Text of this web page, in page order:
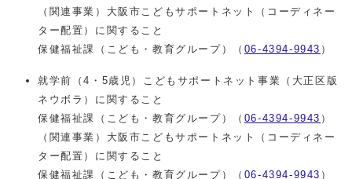
（関連事業）大阪市こどもサポートネット（コーディネー
ター配置）に関すること
保健福祉課（こども・教育グループ）（ 06-4394-9943 ）
就学前（4・5歳児）こどもサポートネット事業（大正区版
ネウボラ）に関すること
保健福祉課（こども・教育グループ）（ 06-4394-9943 ）
（関連事業）大阪市こどもサポートネット（コーディネー
ター配置）に関すること
保健福祉課（こども・教育グループ）（ 06-4394-9943 ）